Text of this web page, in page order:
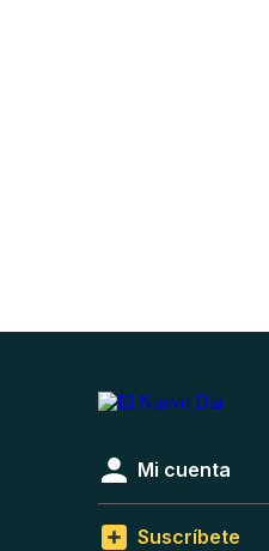
Mi cuenta
Suscríbete